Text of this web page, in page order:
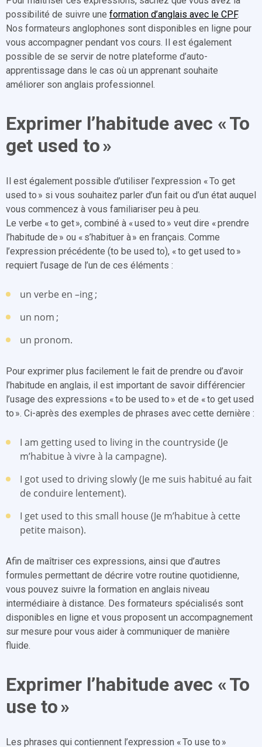
possibilité de suivre une formation d’anglais avec le CPF.
Nos formateurs anglophones sont disponibles en ligne pour
vous accompagner pendant vos cours. Il est également
possible de se servir de notre plateforme d’auto-
apprentissage dans le cas où un apprenant souhaite
améliorer son anglais professionnel.
Exprimer l’habitude avec « To
get used to »
Il est également possible d’utiliser l’expression « To get
used to » si vous souhaitez parler d’un fait ou d’un état auquel
vous commencez à vous familiariser peu à peu.
Le verbe « to get », combiné à « used to » veut dire « prendre
l’habitude de » ou « s’habituer à » en français. Comme
l’expression précédente (to be used to), « to get used to »
requiert l’usage de l’un de ces éléments :
un verbe en –ing ;
un nom ;
un pronom.
Pour exprimer plus facilement le fait de prendre ou d’avoir
l’habitude en anglais, il est important de savoir différencier
l’usage des expressions « to be used to » et de « to get used
to ». Ci-après des exemples de phrases avec cette dernière :
I am getting used to living in the countryside (Je
m’habitue à vivre à la campagne).
I got used to driving slowly (Je me suis habitué au fait
de conduire lentement).
I get used to this small house (Je m’habitue à cette
petite maison).
Afin de maîtriser ces expressions, ainsi que d’autres
formules permettant de décrire votre routine quotidienne,
vous pouvez suivre la formation en anglais niveau
intermédiaire à distance. Des formateurs spécialisés sont
disponibles en ligne et vous proposent un accompagnement
sur mesure pour vous aider à communiquer de manière
fluide.
Exprimer l’habitude avec « To
use to »
Les phrases qui contiennent l’expression « To use to »